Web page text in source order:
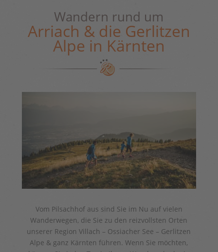
Wandern rund um
Arriach & die Gerlitzen
Alpe in Kärnten
Vom Pilsachhof aus sind Sie im Nu auf vielen
Wanderwegen, die Sie zu den reizvollsten Orten
unserer Region Villach – Ossiacher See – Gerlitzen
Alpe & ganz Kärnten führen. Wenn Sie möchten,